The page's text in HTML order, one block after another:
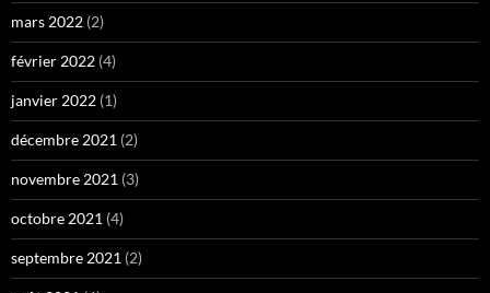
mars 2022 (2)
février 2022 (4)
janvier 2022 (1)
décembre 2021 (2)
novembre 2021 (3)
octobre 2021 (4)
septembre 2021 (2)